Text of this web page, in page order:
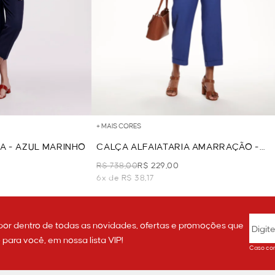
- AZUL MARINHO
+ MAIS CORES
CALÇA ALFAIATARIA AMARRAÇÃO -
AZUL
R$ 738,00R$ 229,00
6x de R$ 38,17
dentro de todas as novidades, ofertas e promoções que
você, em nossa lista VIP!
Caso